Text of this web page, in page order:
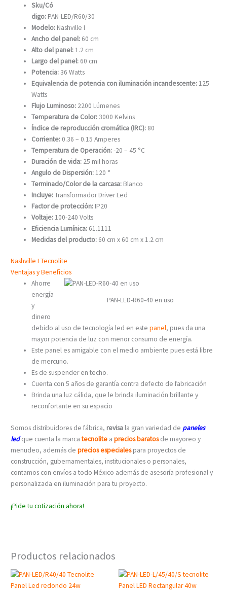
Sku/Có
digo: PAN-LED/R60/30
Modelo: Nashville I
Ancho del panel: 60 cm
Alto del panel: 1.2 cm
Largo del panel: 60 cm
Potencia:36 Watts
Equivalencia de potencia con iluminación incandescente: 125
Watts
Flujo Luminoso: 2200 Lúmenes
Temperatura de Color:3000 Kelvins
Índice de reproducción cromática (IRC): 80
Corriente: 0.36 – 0.15 Amperes
Temperatura de Operación:-20 – 45 °C
Duración de vida: 25 mil horas
Angulo de Dispersión: 120 °
Terminado/Color de la carcasa: Blanco
Incluye:Transformador Driver Led
Factor de protección: IP20
Voltaje: 100-240 Volts
Eficiencia Lumínica: 61.1111
Medidas del producto: 60 cm x 60 cm x 1.2 cm
Nashville I Tecnolite
Ventajas y Beneficios
PAN-LED-R60-40 en uso
Ahorre
energía
y
dinero
debido al uso de tecnología led en estepanel, pues da una
mayor potencia de luz con menor consumo de energía.
Este panel es amigable con el medio ambiente pues está libre
de mercurio.
Es de suspender en techo.
Cuenta con 5 años de garantía contra defecto de fabricación
Brinda una luz cálida, que le brinda iluminación brillante y
reconfortante en su espacio
Somos distribuidores de fábrica, revisa la gran variedad de paneles
ledque cuenta la marca tecnolite a precios baratosde mayoreo y
menudeo, además de precios especialespara proyectos de
construcción, gubernamentales, institucionales o personales,
contamos con envíos a todo México además de asesoría profesional y
personalizada en iluminación para tu proyecto.
¡Pide tu cotización ahora!
Productos relacionados